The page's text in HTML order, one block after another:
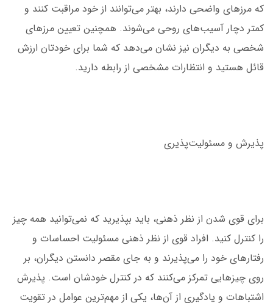
که مرزهای واضحی دارند، بهتر می‌توانند از خود مراقبت کنند و
کمتر دچار آسیب‌های روحی می‌شوند. همچنین تعیین مرزهای
شخصی به دیگران نیز نشان می‌دهد که شما برای خودتان ارزش
قائل هستید و انتظارات مشخصی از رابطه دارید.
پذیرش و مسئولیت‌پذیری
برای قوی شدن از نظر ذهنی، باید بپذیرید که نمی‌توانید همه چیز
را کنترل کنید. افراد قوی از نظر ذهنی مسئولیت احساسات و
رفتارهای خود را می‌پذیرند و به جای مقصر دانستن دیگران، بر
روی چیزهایی تمرکز می‌کنند که در کنترل خودشان است. پذیرش
اشتباهات و یادگیری از آن‌ها، یکی از مهم‌ترین عوامل در تقویت